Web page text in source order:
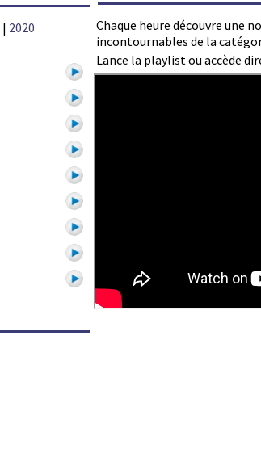
Chaque heure découvre une
incontournables de la
Lance la playlist ou accède
| 2020